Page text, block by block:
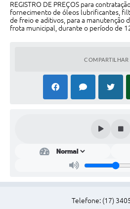
Telefones Úteis
Emprega
REGISTRO DE PREÇOS para
fornecimento de óleos lubrificantes,
de freio e aditivos, para a manutenção
frota municipal, durante o período de
COMPARTILHAR
Telefone: (17)